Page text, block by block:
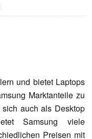
und bietet Laptops
Marktanteile zu
auch als Desktop
Samsung viele
Preisen mit